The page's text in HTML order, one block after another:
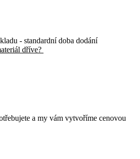
- standardní doba dodání
dříve?
a my vám vytvoříme cenovou